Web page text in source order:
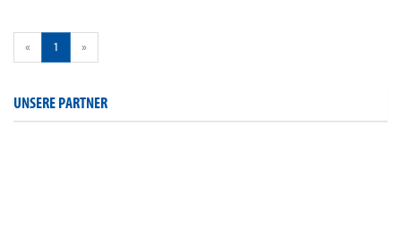
« 1 »
UNSERE PARTNER